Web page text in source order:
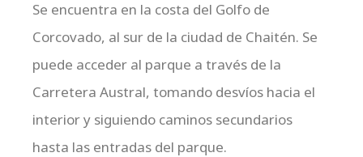
Se encuentra en la costa del Golfo de
Corcovado, al sur de la ciudad de Chaitén. Se
puede acceder al parque a través de la
Carretera Austral, tomando desvíos hacia el
interior y siguiendo caminos secundarios
hasta las entradas del parque.